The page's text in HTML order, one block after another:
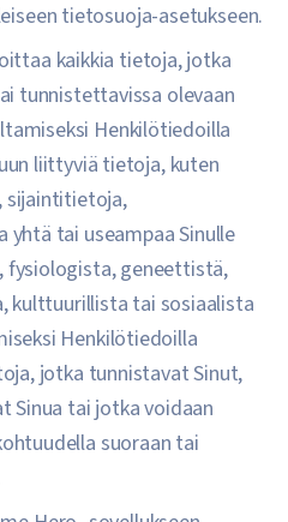
tietosuoja-asetukseen.
kaikkia tietoja, jotka
tunnistettavissa olevaan
Henkilötiedoilla
liittyviä tietoja, kuten
sijaintitietoja,
tai useampaa Sinulle
fysiologista, geneettistä,
kulttuurillista tai sosiaalista
Henkilötiedoilla
jotka tunnistavat Sinut,
Sinua tai jotka voidaan
suoraan tai